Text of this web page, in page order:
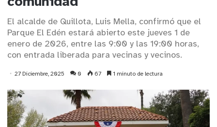
El alcalde de Quillota, Luis Mella, confirmó que el
Parque El Edén estará abierto este jueves 1 de
enero de 2026, entre las 9:00 y las 19:00 horas,
con entrada liberada para vecinas y vecinos.
27 Diciembre, 2025 0 67 1 minuto de lectura